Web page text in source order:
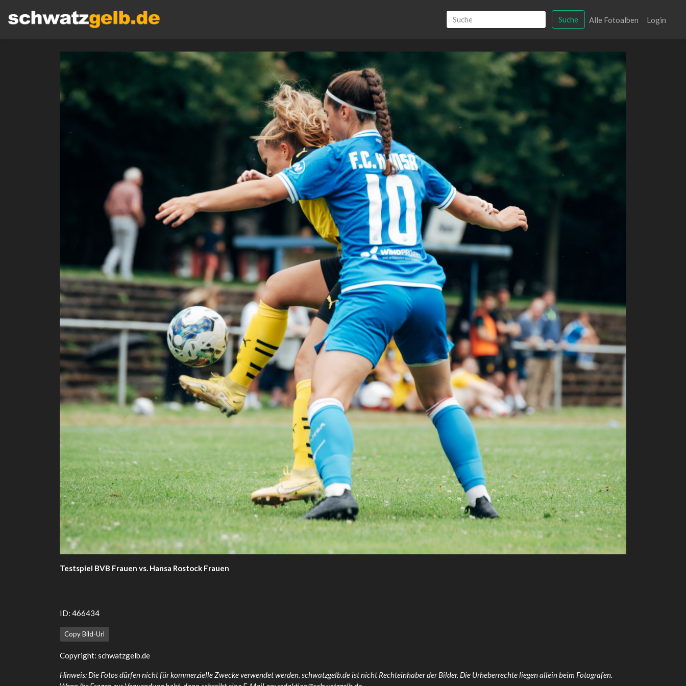
Suche Alle Fotoalben Login
Testspiel BVB Frauen vs. Hansa Rostock Frauen
ID: 466434
Copy Bild-Url
Copyright: schwatzgelb.de
Hinweis: Die Fotos dürfen nicht für kommerzielle Zwecke verwendet werden. schwatzgelb.de ist nicht Rechteinhaber der Bilder. Die Urheberrechte liegen allein beim Fotografen.